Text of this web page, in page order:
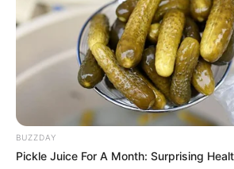
BUZZDAY
Pickle Juice For A Month: Surprising